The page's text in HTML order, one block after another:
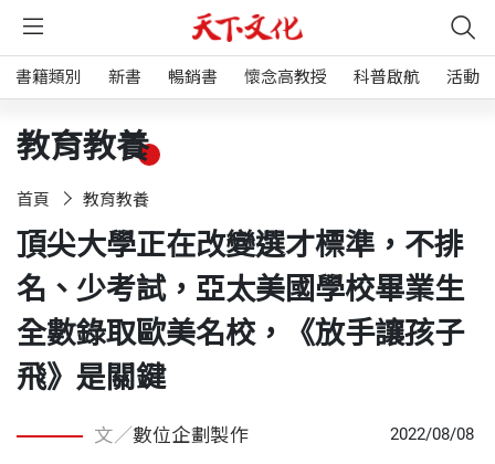
書籍類別 新書 暢銷書 懷念高教授 科普啟航 活動
教育教養
首頁 教育教養
頂尖大學正在改變選才標準，不排
名、少考試，亞太美國學校畢業生
全數錄取歐美名校，《放手讓孩子
飛》是關鍵
文／數位企劃製作 2022/08/08